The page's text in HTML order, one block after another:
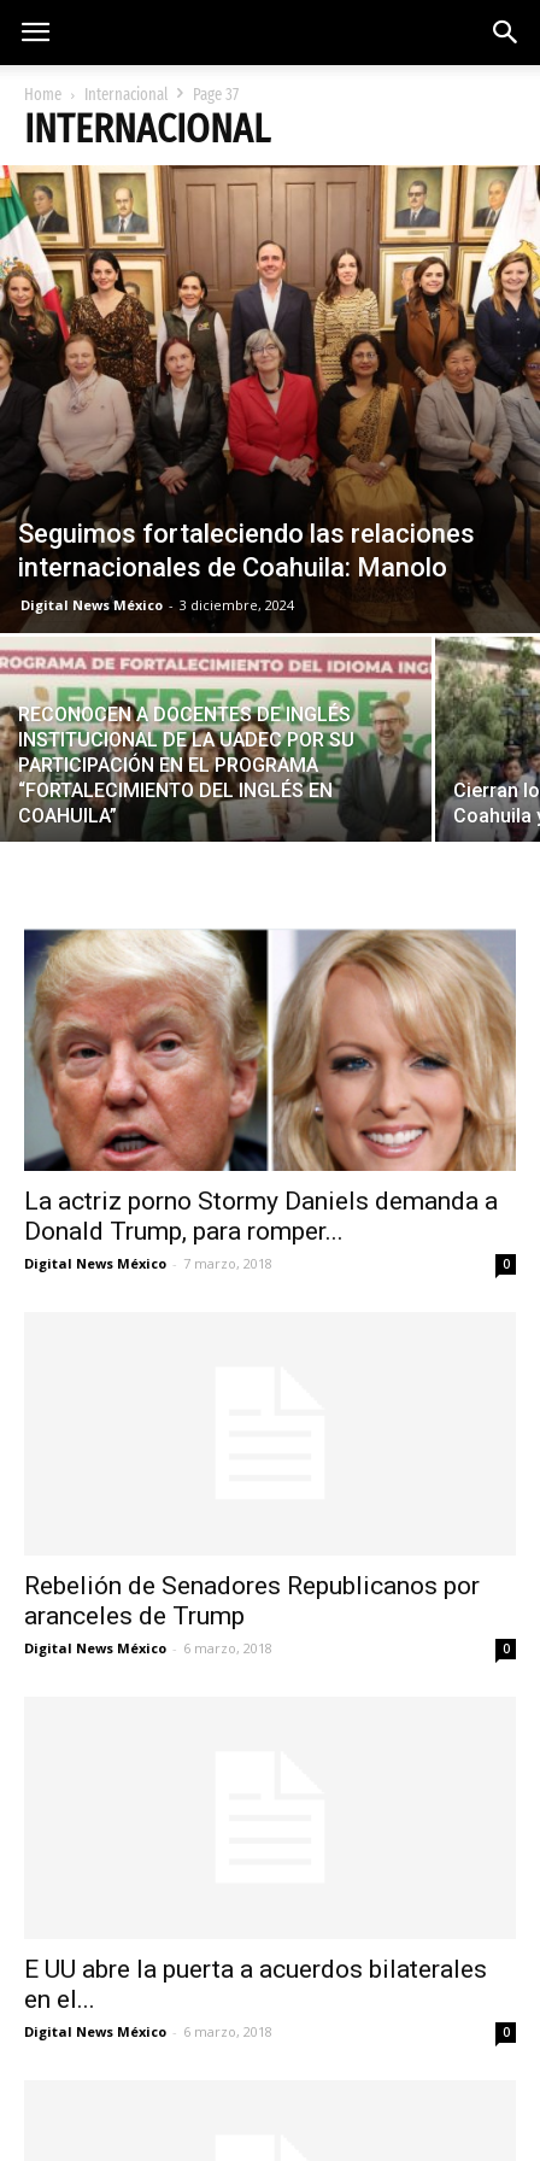
Home Internacional Page 37
INTERNACIONAL
Seguimos fortaleciendo las relaciones
internacionales de Coahuila: Manolo
Digital News México - 3 diciembre, 2024
RECONOCEN A DOCENTES DE INGLÉS
INSTITUCIONAL DE LA UADEC POR SU
PARTICIPACIÓN EN EL PROGRAMA
“FORTALECIMIENTO DEL INGLÉS EN
COAHUILA”
Cierran
Coahuila
La actriz porno Stormy Daniels demanda a
Donald Trump, para romper...
Digital News México - 7 marzo, 2018 0
Rebelión de Senadores Republicanos por
aranceles de Trump
Digital News México - 6 marzo, 2018 0
E UU abre la puerta a acuerdos bilaterales
en el...
Digital News México - 6 marzo, 2018 0